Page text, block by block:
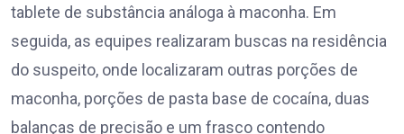
tablete de substância análoga à maconha. Em
seguida, as equipes realizaram buscas na residência
do suspeito, onde localizaram outras porções de
maconha, porções de pasta base de cocaína, duas
balanças de precisão e um frasco contendo